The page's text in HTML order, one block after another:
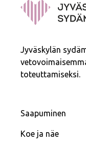
Jyväskylän
toteuttamiseksi.
Saapuminen
Koe ja näe